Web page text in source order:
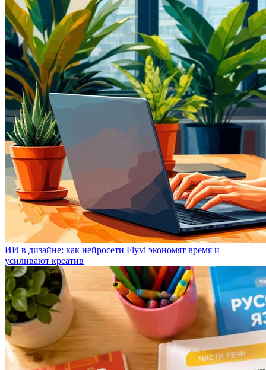
ИИ в дизайне: как нейросети Flyvi экономят время и
усиливают креатив